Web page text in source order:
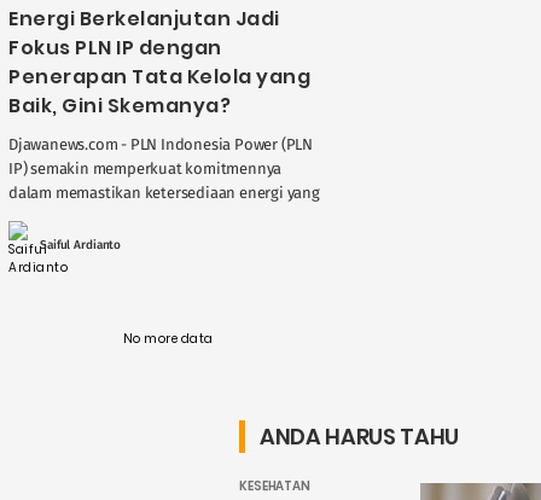
Energi Berkelanjutan Jadi
Fokus PLN IP dengan
Penerapan Tata Kelola yang
Baik, Gini Skemanya?
Djawanews.com - PLN Indonesia Power (PLN
IP) semakin memperkuat komitmennya
dalam memastikan ketersediaan energi yang
aktivitas ekonomi serta kehidupan sehari-
hari masyarakat. ....
Saiful Ardianto
No more data
ANDA HARUS TAHU
KESEHATAN